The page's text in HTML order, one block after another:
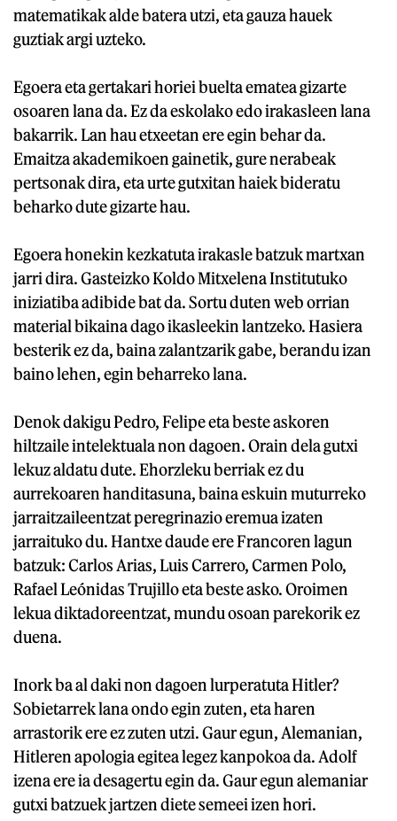
matematikak alde batera utzi, eta gauza hauek
guztiak argi uzteko.
Egoera eta gertakari horiei buelta ematea gizarte
osoaren lana da. Ez da eskolako edo irakasleen lana
bakarrik. Lan hau etxeetan ere egin behar da.
Emaitza akademikoen gainetik, gure nerabeak
pertsonak dira, eta urte gutxitan haiek bideratu
beharko dute gizarte hau.
Egoera honekin kezkatuta irakasle batzuk martxan
jarri dira. Gasteizko Koldo Mitxelena Institutuko
iniziatiba adibide bat da. Sortu duten web orrian
material bikaina dago ikasleekin lantzeko. Hasiera
besterik ez da, baina zalantzarik gabe, berandu izan
baino lehen, egin beharreko lana.
Denok dakigu Pedro, Felipe eta beste askoren
hiltzaile intelektuala non dagoen. Orain dela gutxi
lekuz aldatu dute. Ehorzleku berriak ez du
aurrekoaren handitasuna, baina eskuin muturreko
jarraitzaileentzat peregrinazio eremua izaten
jarraituko du. Hantxe daude ere Francoren lagun
batzuk: Carlos Arias, Luis Carrero, Carmen Polo,
Rafael Leónidas Trujillo eta beste asko. Oroimen
lekua diktadoreentzat, mundu osoan parekorik ez
duena.
Inork ba al daki non dagoen lurperatuta Hitler?
Sobietarrek lana ondo egin zuten, eta haren
arrastorik ere ez zuten utzi. Gaur egun, Alemanian,
Hitleren apologia egitea legez kanpokoa da. Adolf
izena ere ia desagertu egin da. Gaur egun alemaniar
gutxi batzuek jartzen diete semeei izen hori.